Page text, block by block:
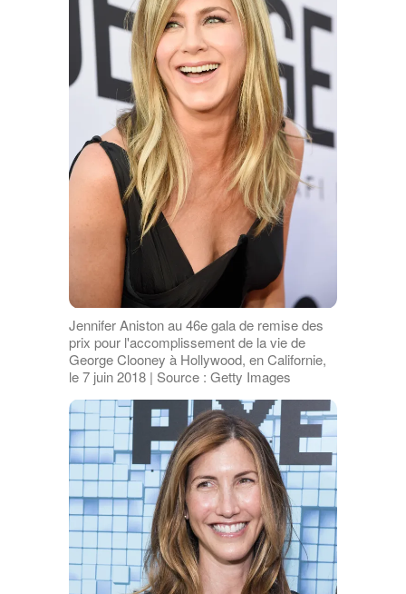
Jennifer Aniston au 46e gala de remise des
prix pour l'accomplissement de la vie de
George Clooney à Hollywood, en Californie,
le 7 juin 2018 | Source : Getty Images